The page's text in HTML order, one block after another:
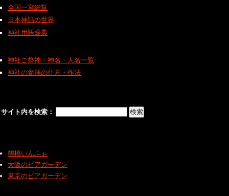
全国一宮総覧
日本神話の世界
神社用語辞典
神社ご祭神・神名・人名一覧
神社の参拝の仕方・作法
サイト内を検索：
鶴橋いんふぉ
大阪のビアガーデン
東京のビアガーデン